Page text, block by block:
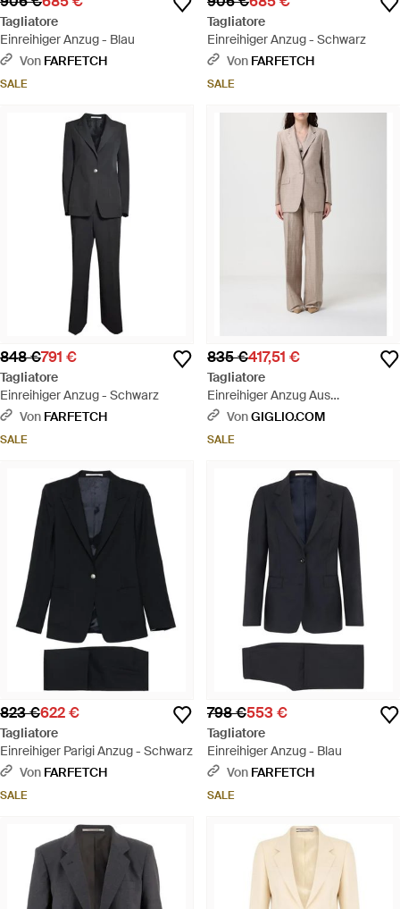
Tagliatore
Einreihiger Anzug - Blau
Von FARFETCH
SALE
Tagliatore
Einreihiger Anzug - Schwarz
Von FARFETCH
SALE
848 €791 €
Tagliatore
Einreihiger Anzug - Schwarz
Von FARFETCH
SALE
835 €417,51 €
Tagliatore
Einreihiger Anzug Aus
Leinenmischgewebe - Natur
VonGIGLIO.COM
SALE
823 €622 €
Tagliatore
Einreihiger Parigi Anzug - Schwarz
Von FARFETCH
SALE
798 €553 €
Tagliatore
Einreihiger Anzug - Blau
Von FARFETCH
SALE